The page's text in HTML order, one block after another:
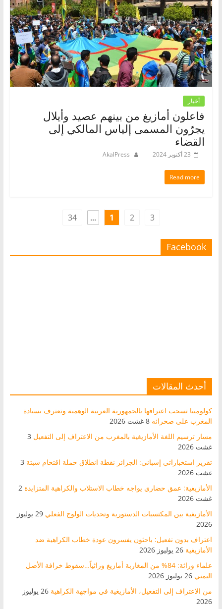
أخبار
فاعلون أمازيغ من بينهم عصيد وأيلال
يجرّون المسمى إلياس المالكي إلى
القضاء
23 أكتوبر 2024 AkalPress
Read more
1 2 3
...
34
Facebook
أحدث المقالات
كولومبيا تسحب اعترافها بالجمهورية العربية الوهمية وتعترف بسيادة
المغرب على صحرائه 8 غشت 2026
مسار ترسيم اللغة الأمازيغية بالمغرب من الاعتراف إلى التفعيل 3
غشت 2026
تقرير استخباراتي إسباني: الجزائر نقطة انطلاق حملة اقتحام سبتة 3
غشت 2026
الأمازيغية: عمق حضاري يواجه خطاب الاستلاب والكراهية المتزايدة 2
غشت 2026
الأمازيغية بين المكتسبات الدستورية وتحديات الولوج الفعلي
29 يوليوز
2026
اعتراف بدون تفعيل: باحثون يفسرون عودة خطاب الكراهية ضد
الأمازيغية 26 يوليوز 2026
علماء وراثة: 84% من المغاربة أمازيغ وراثياً…سقوط خرافة الأصل
اليمني 26 يوليوز 2026
من الاعتراف إلى التفعيل، الأمازيغية في مواجهة الكراهية
26 يوليوز
2026